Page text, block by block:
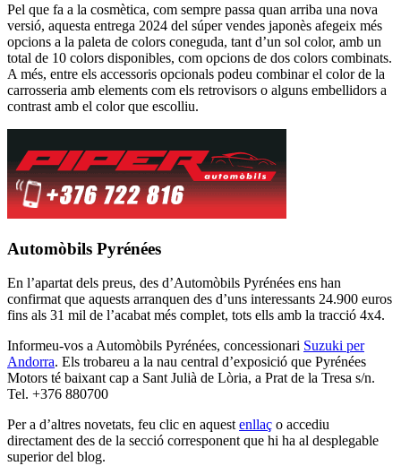
Pel que fa a la cosmètica, com sempre passa quan arriba una nova
versió, aquesta entrega 2024 del súper vendes japonès afegeix més
opcions a la paleta de colors coneguda, tant d’un sol color, amb un
total de 10 colors disponibles, com opcions de dos colors combinats.
A més, entre els accessoris opcionals podeu combinar el color de la
carrosseria amb elements com els retrovisors o alguns embellidors a
contrast amb el color que escolliu.
Automòbils Pyrénées
En l’apartat dels preus, des d’Automòbils Pyrénées ens han
confirmat que aquests arranquen des d’uns interessants 24.900 euros
fins als 31 mil de l’acabat més complet, tots ells amb la tracció 4x4.
Informeu-vos a Automòbils Pyrénées, concessionari Suzuki per
Andorra. Els trobareu a la nau central d’exposició que Pyrénées
Motors té baixant cap a Sant Julià de Lòria, a Prat de la Tresa s/n.
Tel. +376 880700
Per a d’altres novetats, feu clic en aquest enllaç o accediu
directament des de la secció corresponent que hi ha al desplegable
superior del blog.